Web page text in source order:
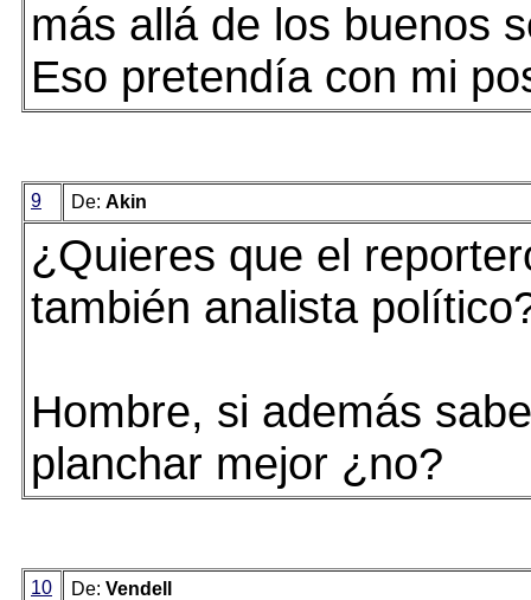
más allá de los buenos
Eso pretendía con mi
9 De: Akin
¿Quieres que el
también analista
Hombre, si además
planchar mejor ¿no?
10 De: Vendell